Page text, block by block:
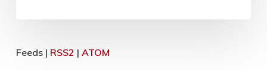
Feeds | RSS2 | ATOM